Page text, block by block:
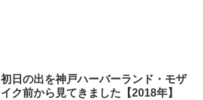
初日の出を神戸ハーバーランド・モザ
イク前から見てきました【2018年】